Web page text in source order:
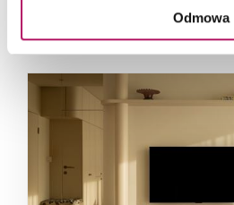
Odmowa
NAJNOWSZE ARTYKUŁY